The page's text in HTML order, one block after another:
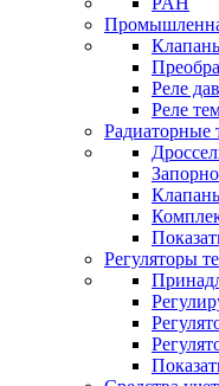
Реле
Реле
Радиаторные
Регуляторы